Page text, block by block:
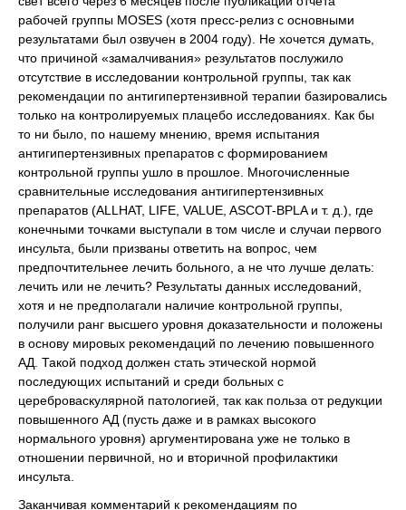
рабочей группы MOSES (хотя пресс-релиз с основными
результатами был озвучен в 2004 году). Не хочется думать,
что причиной «замалчивания» результатов послужило
отсутствие в исследовании контрольной группы, так как
рекомендации по антигипертензивной терапии базировались
только на контролируемых плацебо исследованиях. Как бы
то ни было, по нашему мнению, время испытания
антигипертензивных препаратов с формированием
контрольной группы ушло в прошлое. Многочисленные
сравнительные исследования антигипертензивных
препаратов (ALLHAT, LIFE, VALUE, ASCOT-BPLA и т. д.), где
конечными точками выступали в том числе и случаи первого
инсульта, были призваны ответить на вопрос, чем
предпочтительнее лечить больного, а не что лучше делать:
лечить или не лечить? Результаты данных исследований,
хотя и не предполагали наличие контрольной группы,
получили ранг высшего уровня доказательности и положены
в основу мировых рекомендаций по лечению повышенного
АД. Такой подход должен стать этической нормой
последующих испытаний и среди больных с
цереброваскулярной патологией, так как польза от редукции
повышенного АД (пусть даже и в рамках высокого
нормального уровня) аргументирована уже не только в
отношении первичной, но и вторичной профилактики
инсульта.
Заканчивая комментарий к рекомендациям по